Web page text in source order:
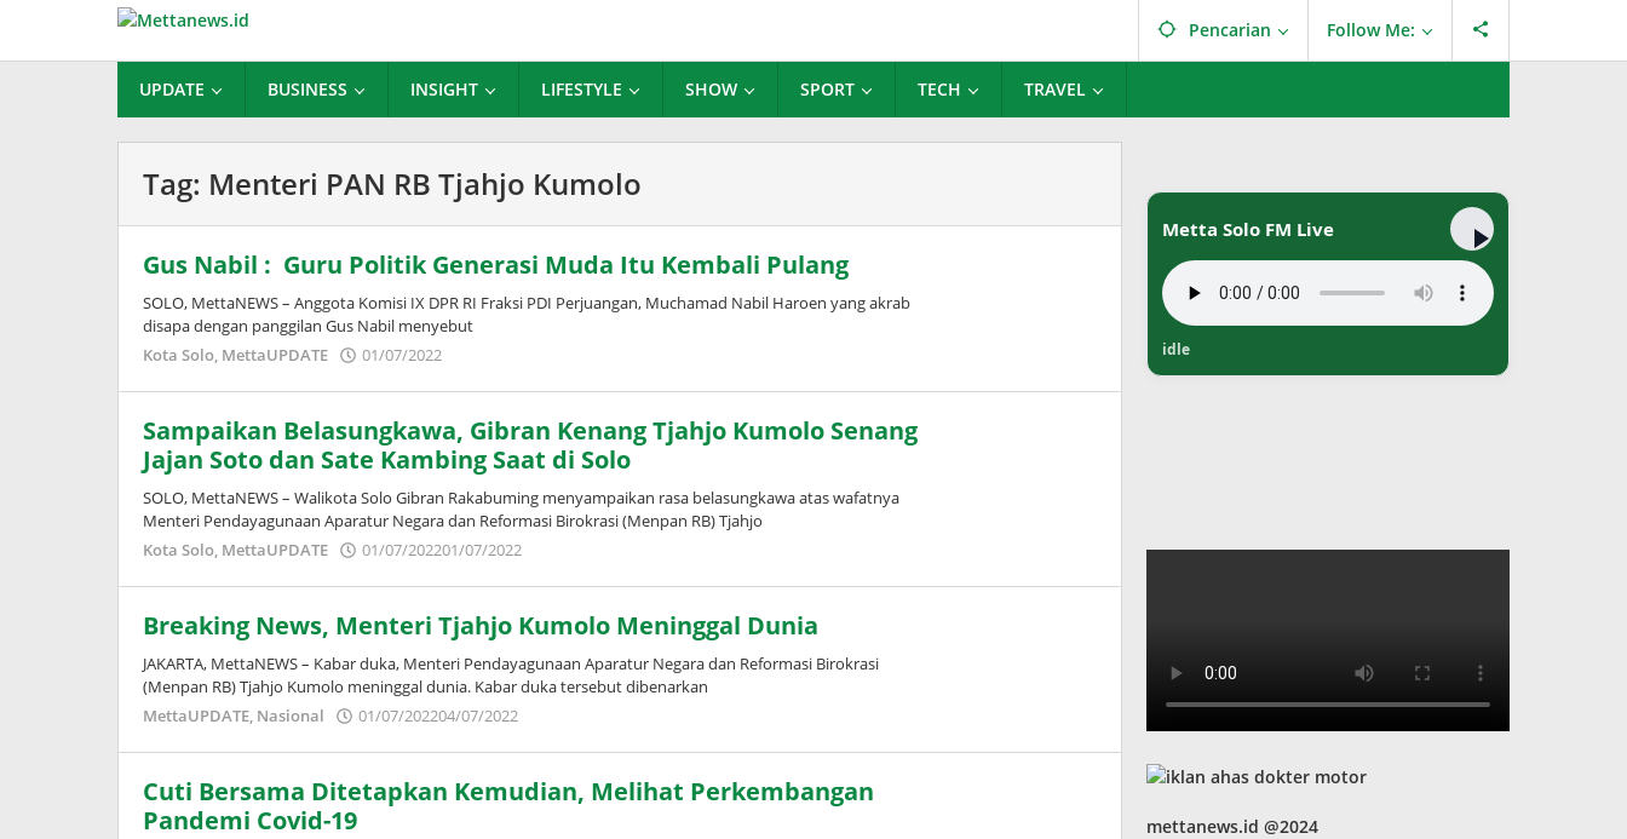
konten
Pencarian Follow Me:
UPDATE BUSINESS INSIGHT LIFESTYLE SHOW SPORT TECH TRAVEL
Tag: Menteri PAN RB Tjahjo Kumolo
Gus Nabil : Guru Politik Generasi Muda Itu Kembali Pulang
SOLO, MettaNEWS – Anggota Komisi IX DPR RI Fraksi PDI Perjuangan, Muchamad Nabil Haroen yang akrab
disapa dengan panggilan Gus Nabil menyebut
Kota Solo, MettaUPDATE 01/07/2022
Sampaikan Belasungkawa, Gibran Kenang Tjahjo Kumolo Senang
Jajan Soto dan Sate Kambing Saat di Solo
SOLO, MettaNEWS – Walikota Solo Gibran Rakabuming menyampaikan rasa belasungkawa atas wafatnya
Menteri Pendayagunaan Aparatur Negara dan Reformasi Birokrasi (Menpan RB) Tjahjo
Kota Solo, MettaUPDATE 01/07/202201/07/2022
Breaking News, Menteri Tjahjo Kumolo Meninggal Dunia
JAKARTA, MettaNEWS – Kabar duka, Menteri Pendayagunaan Aparatur Negara dan Reformasi Birokrasi
(Menpan RB) Tjahjo Kumolo meninggal dunia. Kabar duka tersebut dibenarkan
MettaUPDATE, Nasional 01/07/202204/07/2022
Cuti Bersama Ditetapkan Kemudian, Melihat Perkembangan
Pandemi Covid-19
Metta Solo FM Live
idle
mettanews.id @2024